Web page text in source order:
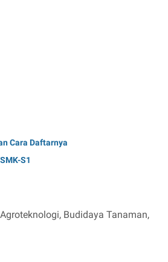
Cara Daftarnya
S1
Budidaya Tanaman,